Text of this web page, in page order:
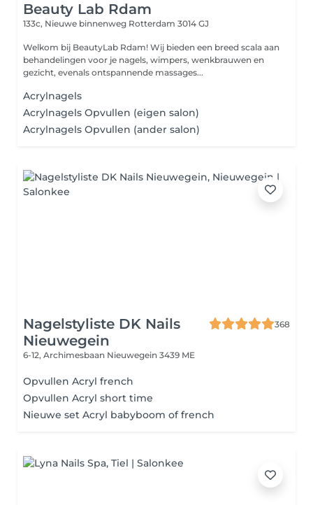
Beauty Lab Rdam
133c, Nieuwe binnenweg Rotterdam 3014 GJ
Welkom bij BeautyLab Rdam! Wij bieden een breed scala aan
behandelingen voor je nagels, wimpers, wenkbrauwen en
gezicht, evenals ontspannende massages...
Acrylnagels
Acrylnagels Opvullen (eigen salon)
Acrylnagels Opvullen (ander salon)
Nagelstyliste DK Nails
Nieuwegein
368
6-12, Archimesbaan Nieuwegein 3439 ME
Opvullen Acryl french
Opvullen Acryl short time
Nieuwe set Acryl babyboom of french